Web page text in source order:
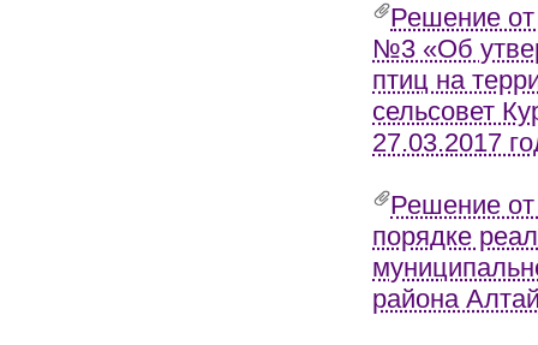
Решение
№3 «Об
птиц на
сельсовет
27.03.2017
Решение
порядке
района